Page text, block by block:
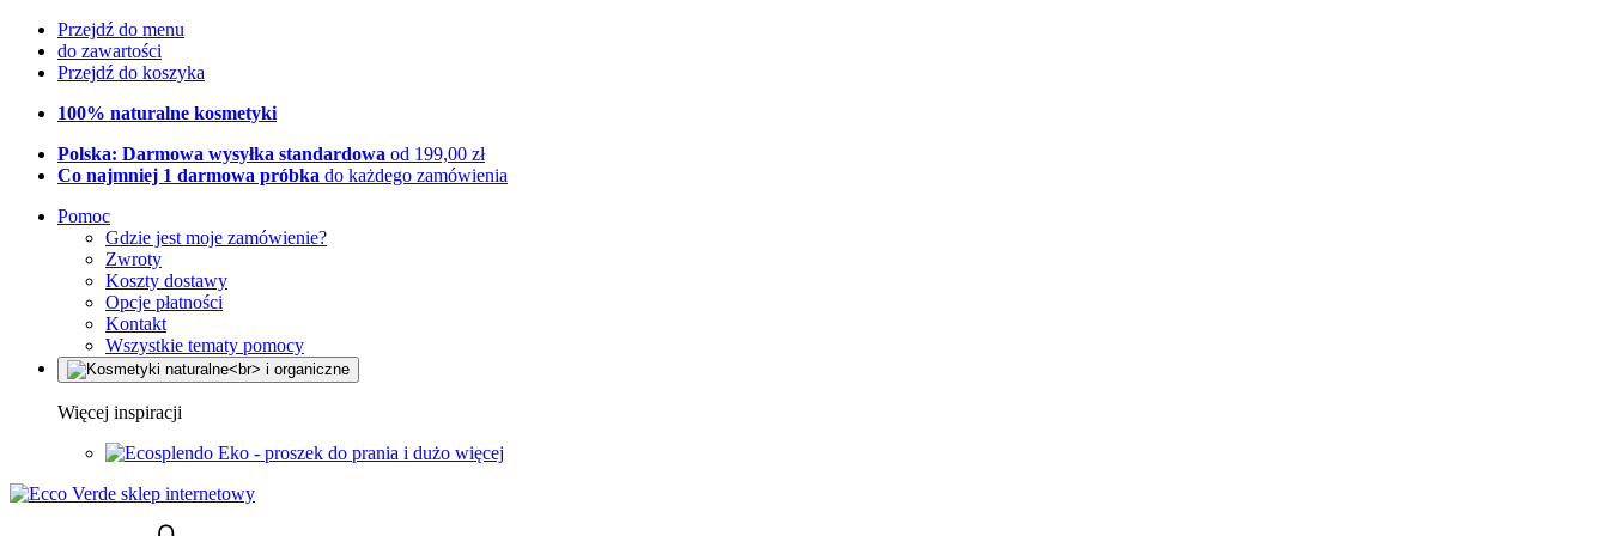
Przejdź do menu
do zawartości
Przejdź do koszyka
100% naturalne kosmetyki
Polska: Darmowa wysyłka standardowa od 199,00 zł
Co najmniej 1 darmowa próbka do każdego zamówienia
Pomoc
Gdzie jest moje zamówienie?
Zwroty
Koszty dostawy
Opcje płatności
Kontakt
Wszystkie tematy pomocy
Więcej inspiracji
Eko - proszek do prania i dużo więcej